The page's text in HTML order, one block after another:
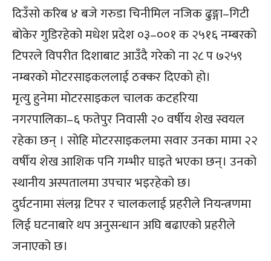
दिउँसो करिब ४ बजे गरुडा चिनीमिल नजिक ढुङ्गा–गिटी
बोकेर गुडिरहेको मधेश प्रदेश ०३–००१ क २५१६ नम्बरको
टिपरले विपरीत दिशाबाट आउँदै गरेको ना २८ प ७२५९
नम्बरको मोटरसाइकललाई ठक्कर दिएको हो।
मृत्यु हुनेमा मोटरसाइकल चालक कटहरिया
नगरपालिका–६ फतेपुर निवासी २० वर्षीय शेख स्वयल
रहेका छन् । सोहि मोटरसाइकलमा सवार उनका मामा २२
वर्षीय शेख आशिक पनि गम्भीर घाइते भएका छन्। उनको
स्थानीय अस्पतालमा उपचार भइरहेको छ।
दुर्घटनामा संलग्न टिपर र चालकलाई प्रहरीले नियन्त्रणमा
लिई घटनाबारे थप अनुसन्धान अघि बढाएको प्रहरीले
जनाएको छ।